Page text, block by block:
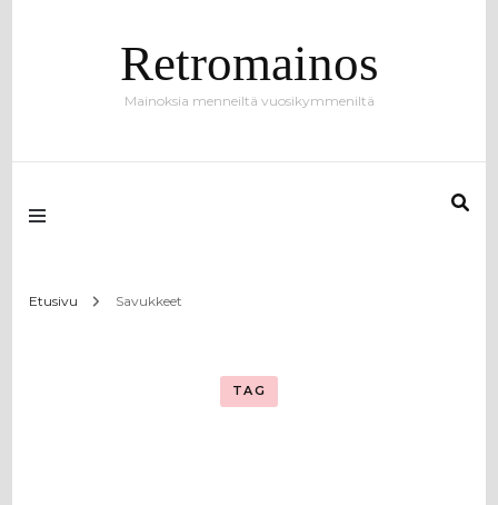
Retromainos
Mainoksia menneiltä vuosikymmeniltä
Etusivu Savukkeet
TAG